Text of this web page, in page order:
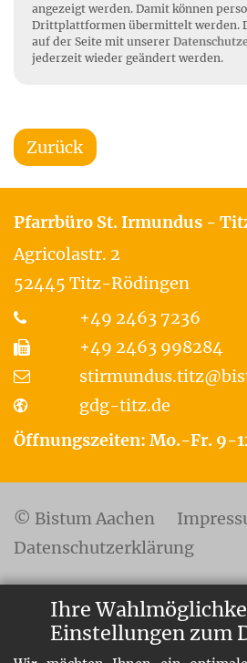
Ihre
Einstellungen zum
angezeigt werden. Damit können
Drittplattformen übermittelt werden.
auf der Seite mit unserer
jederzeit wieder geändert werden.
Zurück
Pfarrbüro St. Irmundus -
Agricolastr. 2
52445 Titz-Rödingen
+49 2463 7236
+49 2463 998284
gdg-titz.de
Öffnungszeiten: Mo.-Fr. 9-
© Bistum Aachen
Datenschutzerklärung